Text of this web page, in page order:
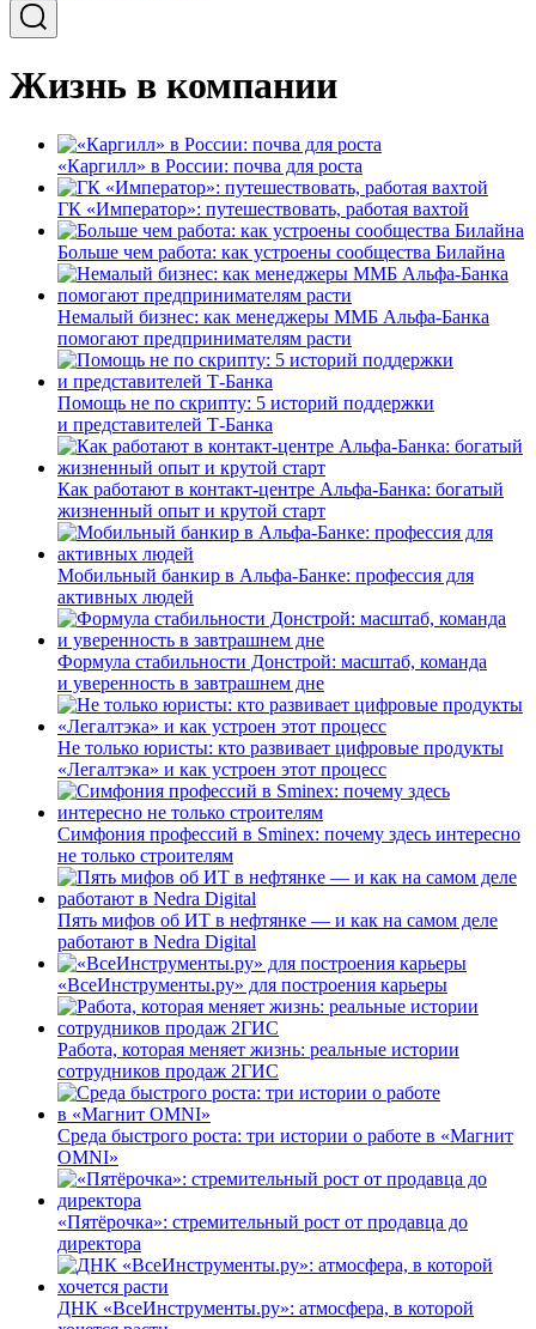
Жизнь в компании
«Каргилл» в России: почва для роста
ГК «Император»: путешествовать, работая вахтой
Больше чем работа: как устроены сообщества Билайна
Немалый бизнес: как менеджеры ММБ Альфа-Банка
помогают предпринимателям расти
Помощь не по скрипту: 5 историй поддержки
и представителей Т-Банка
Как работают в контакт-центре Альфа-Банка: богатый
жизненный опыт и крутой старт
Мобильный банкир в Альфа-Банке: профессия для
активных людей
Формула стабильности Донстрой: масштаб, команда
и уверенность в завтрашнем дне
Не только юристы: кто развивает цифровые продукты
«Легалтэка» и как устроен этот процесс
Симфония профессий в Sminex: почему здесь интересно
не только строителям
Пять мифов об ИТ в нефтянке — и как на самом деле
работают в Nedra Digital
«ВсеИнструменты.ру» для построения карьеры
Работа, которая меняет жизнь: реальные истории
сотрудников продаж 2ГИС
Среда быстрого роста: три истории о работе в «Магнит
OMNI»
«Пятёрочка»: стремительный рост от продавца до
директора
ДНК «ВсеИнструменты.ру»: атмосфера, в которой